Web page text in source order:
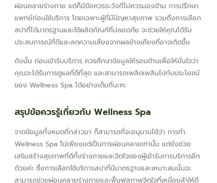
ผ่อนคลายร่างกาย แต่ก็มีข้อควรระวังที่ไม่ควรมองข้าม การปรึกษา
แพทย์ก่อนใช้บริการ โดยเฉพาะผู้ที่มีปัญหาสุขภาพ รวมถึงการเลือก
สปาที่ได้มาตรฐานและใช้ผลิตภัณฑ์ที่ปลอดภัย จะช่วยให้คุณได้รับ
ประสบการณ์ที่ดีและลดความเสี่ยงจากผลข้างเคียงที่อาจเกิดขึ้น
ดังนั้น ก่อนเข้ารับบริการ ควรศึกษาข้อมูลให้รอบด้านเพื่อให้มั่นใจว่า
คุณจะได้รับการดูแลที่ดีที่สุด และสามารถเพลิดเพลินไปกับประโยชน์
ของ Wellness Spa ได้อย่างเต็มที่นะคะ
สรุปข้อควรรู้เกี่ยวกับ Wellness Spa
จากข้อมูลทั้งหมดที่กล่าวมา ก็สามารถที่จะอนุมานได้ว่า การทำ
Wellness Spa ไม่เพียงแต่เป็นการผ่อนคลายเท่านั้น แต่ยังช่วย
เสริมสร้างสุขภาพที่ดีทั้งร่างกายและจิตใจของผู้เข้ารับการบริการอีก
ด้วยค่ะ ซึ่งการเลือกใช้บริการสปาที่มีมาตรฐานและเหมาะสมนั้นจะ
สามารถช่วยผ่อนคลายร่างกายและฟื้นฟูสภาพจิตใจที่เหนื่อยล้าให้ดี